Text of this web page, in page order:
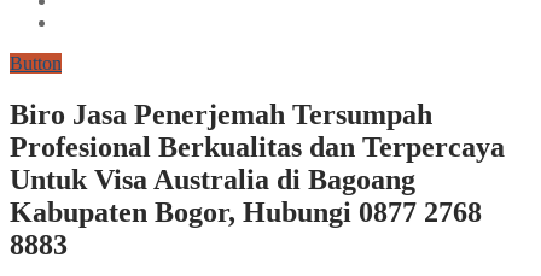
Button
Biro Jasa Penerjemah Tersumpah
Profesional Berkualitas dan Terpercaya
Untuk Visa Australia di Bagoang
Kabupaten Bogor, Hubungi 0877 2768
8883